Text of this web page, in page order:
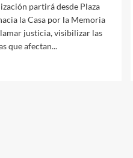
partirá desde Plaza
la Casa por la Memoria
justicia, visibilizar las
que afectan...